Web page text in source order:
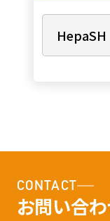
CONTACT
お問い合